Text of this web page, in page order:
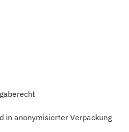
in anonymisierter Verpackung